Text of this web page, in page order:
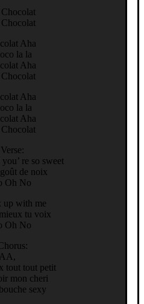
Aha
la la
Aha
Aha
la la
Aha
re so sweet
de noix
Oh No
up with me
tu voix
Oh No
tout tout petit
mon cheri
sexy